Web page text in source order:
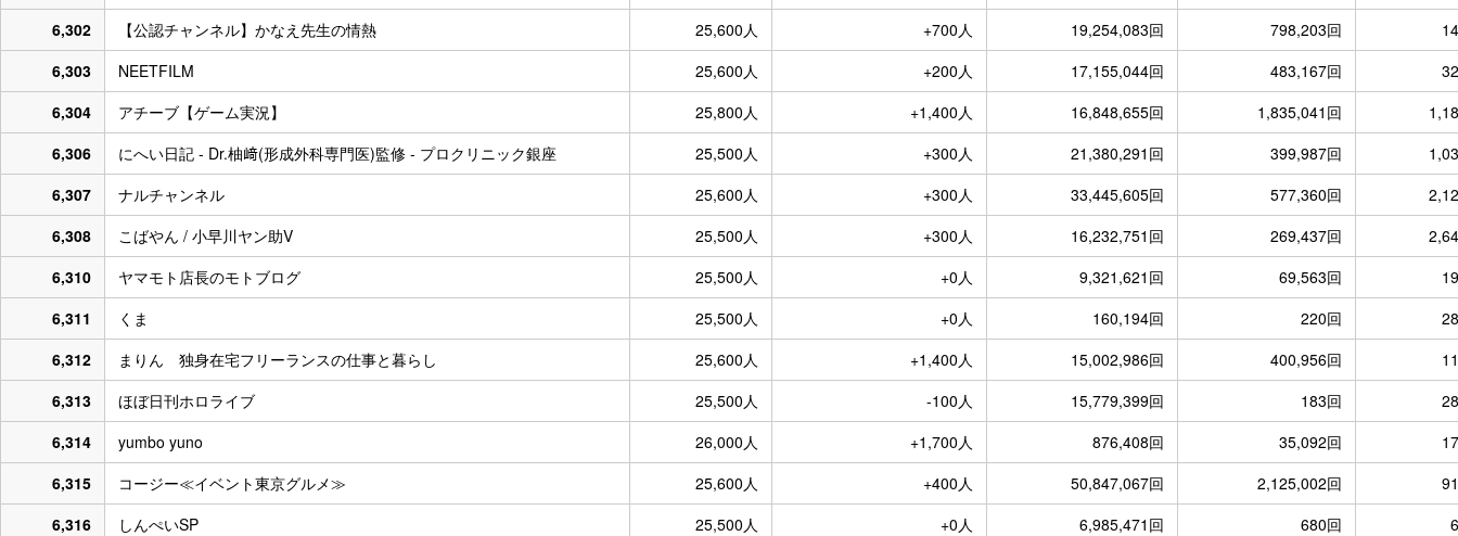
6,302
【公認チャンネル】かなえ先生の情熱 25,600人 +700人 19,254,083回 798,203回
6,303
NEETFILM 25,600人 +200人 17,155,044回 483,167回
6,304
アチーブ【ゲーム実況】 25,800人 +1,400人 16,848,655回 1,835,041回
6,306
にへい日記 - Dr.柚﨑(形成外科専門医)監修 - プロクリニック銀座 25,500人 +300人 21,380,291回 399,987回
6,307
ナルチャンネル 25,600人 +300人 33,445,605回 577,360回
6,308
こばやん / 小早川ヤン助V 25,500人 +300人 16,232,751回 269,437回
6,310
ヤマモト店長のモトブログ 25,500人 +0人 9,321,621回 69,563回
6,311
くま 25,500人 +0人 160,194回 220回
6,312
まりん 独身在宅フリーランスの仕事と暮らし 25,600人 +1,400人 15,002,986回 400,956回
6,313
ほぼ日刊ホロライブ 25,500人 -100人 15,779,399回 183回
6,314
yumbo yuno 26,000人 +1,700人 876,408回 35,092回
6,315
コージー≪イベント東京グルメ≫ 25,600人 +400人 50,847,067回 2,125,002回
6,316
しんぺいSP 25,500人 +0人 6,985,471回 680回